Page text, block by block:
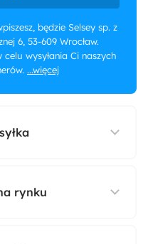
będzie Selsey sp. z
6, 53-609 Wrocław.
wysyłania Ci naszych
...więcej
rynku